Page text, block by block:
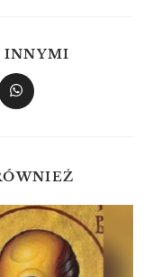
INNYMI